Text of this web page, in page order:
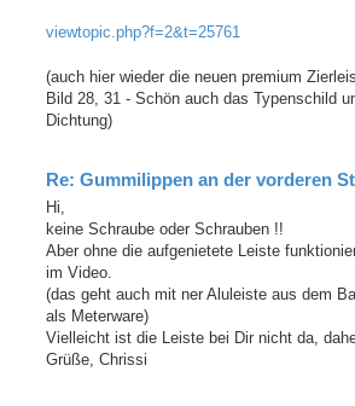
viewtopic.php?f=2&t=25761
(auch hier wieder die neuen premium
Bild 28, 31 - Schön auch das Typenschild
Dichtung)
Re: Gummilippen an der vorderen
Hi,
keine Schraube oder Schrauben !!
Aber ohne die aufgenietete Leiste
im Video.
(das geht auch mit ner Aluleiste aus dem
als Meterware)
Vielleicht ist die Leiste bei Dir nicht da,
Grüße, Chrissi